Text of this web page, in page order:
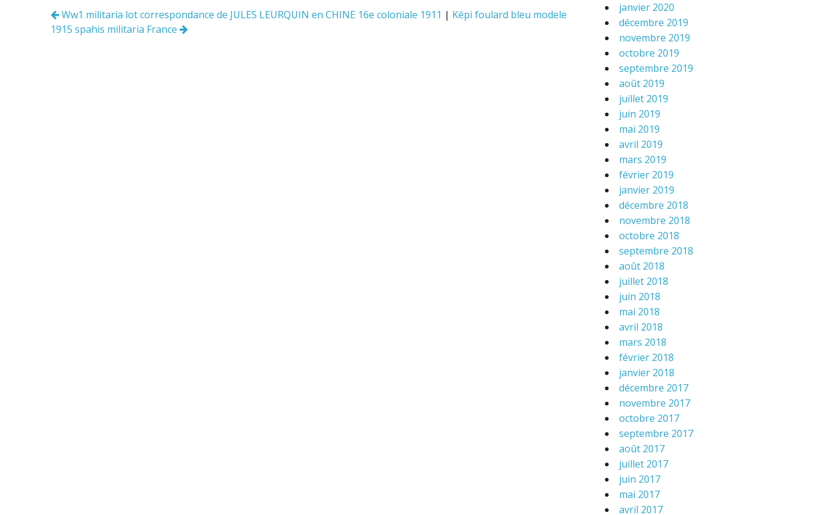
o
k
Navigation
des
Ww1 militaria lot correspondance de JULES LEURQUIN en CHINE 16e coloniale 1911 | Képi foulard bleu modele
1915 spahis militaria France
janvier 2020
décembre 2019
novembre 2019
octobre 2019
septembre 2019
août 2019
juillet 2019
juin 2019
mai 2019
avril 2019
mars 2019
février 2019
janvier 2019
décembre 2018
novembre 2018
octobre 2018
septembre 2018
août 2018
juillet 2018
juin 2018
mai 2018
avril 2018
mars 2018
février 2018
janvier 2018
décembre 2017
novembre 2017
octobre 2017
septembre 2017
août 2017
juillet 2017
juin 2017
mai 2017
avril 2017